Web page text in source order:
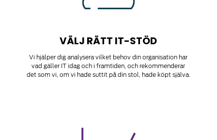
VÄLJ RÄTT IT-STÖD
Vi hjälper dig analysera vilket behov din organisation har
vad gäller IT idag och i framtiden, och rekommenderar
det som vi, om vi hade suttit på din stol, hade köpt själva.